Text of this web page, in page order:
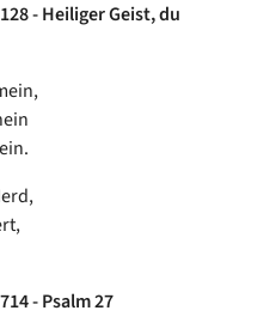
- Heiliger Geist, du
- Psalm 27